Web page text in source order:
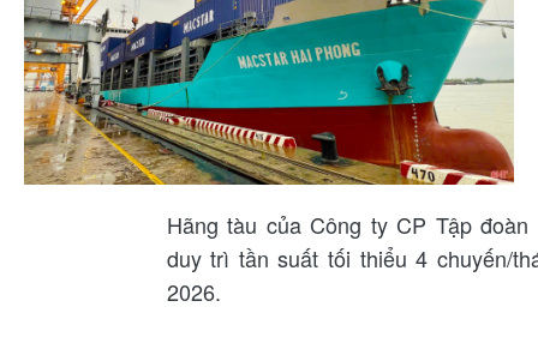
Hãng tàu của Công ty CP Tập
duy trì tần suất tối thiểu 4 chuyến/
2026.